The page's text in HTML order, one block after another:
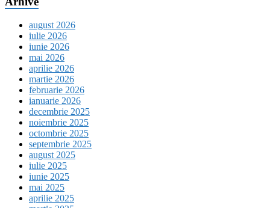
august 2026
iulie 2026
iunie 2026
mai 2026
aprilie 2026
martie 2026
februarie 2026
ianuarie 2026
decembrie 2025
noiembrie 2025
octombrie 2025
septembrie 2025
august 2025
iulie 2025
iunie 2025
mai 2025
aprilie 2025